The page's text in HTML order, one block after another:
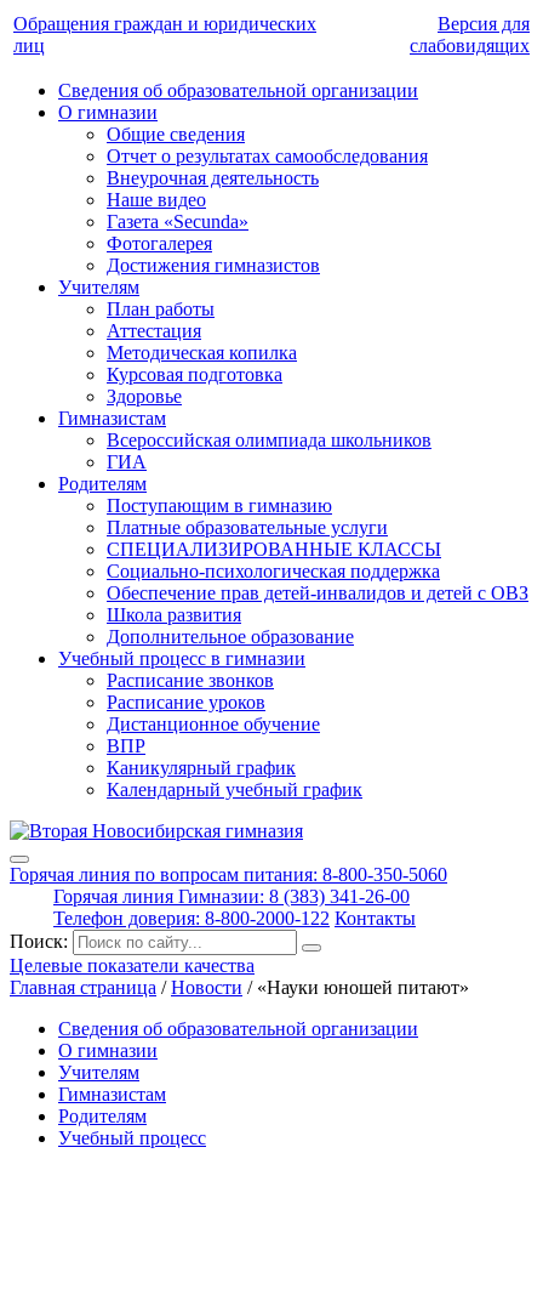
Обращения граждан и юридических
лиц
Версия для
слабовидящих
Сведения об образовательной организации
О гимназии
Общие сведения
Отчет о результатах самообследования
Внеурочная деятельность
Наше видео
Газета «Secunda»
Фотогалерея
Достижения гимназистов
Учителям
План работы
Аттестация
Методическая копилка
Курсовая подготовка
Здоровье
Гимназистам
Всероссийская олимпиада школьников
ГИА
Родителям
Поступающим в гимназию
Платные образовательные услуги
СПЕЦИАЛИЗИРОВАННЫЕ КЛАССЫ
Социально-психологическая поддержка
Обеспечение прав детей-инвалидов и детей с ОВЗ
Школа развития
Дополнительное образование
Учебный процесс в гимназии
Расписание звонков
Расписание уроков
Дистанционное обучение
ВПР
Каникулярный график
Календарный учебный график
Горячая линия по вопросам питания: 8-800-350-5060
Горячая линия Гимназии: 8 (383) 341-26-00
Телефон доверия: 8-800-2000-122 Контакты
Поиск:
Целевые показатели качества
Главная страница /Новости / «Науки юношей питают»
Сведения об образовательной организации
О гимназии
Учителям
Гимназистам
Родителям
Учебный процесс